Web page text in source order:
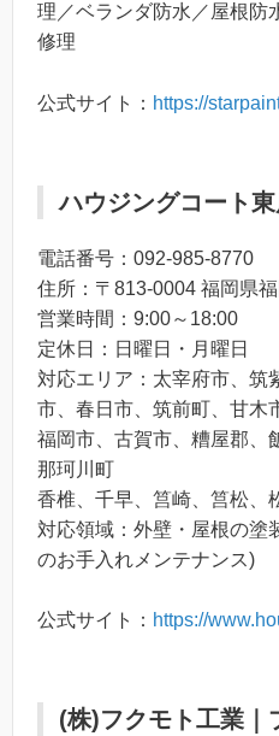
理／ベランダ防水／屋根防
修理
公式サイト： https://
ハウジングコート
電話番号：092-985-8770
住所：〒813-0004 福岡県
営業時間：9:00～18:00
定休日：日曜日・月曜日
対応エリア：太宰府市、筑
市、春日市、筑前町、甘木
福岡市、古賀市、糟屋郡、
那珂川町
香椎、千早、筥崎、筥松、
対応領域：外壁・屋根の塗
のお手入れメンテナンス)
公式サイト： https://
(株)フクモト工業｜